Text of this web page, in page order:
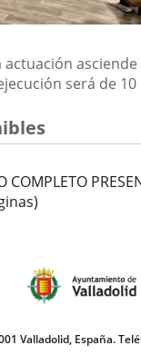
será de 10
COMPLETO
Valladolid, España.